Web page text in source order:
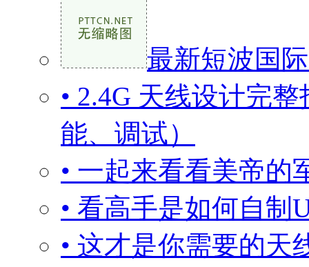
最新短波国
• 2.4G 天线设计完
能、调试）
• 一起来看看美帝的
• 看高手是如何自制
• 这才是你需要的天